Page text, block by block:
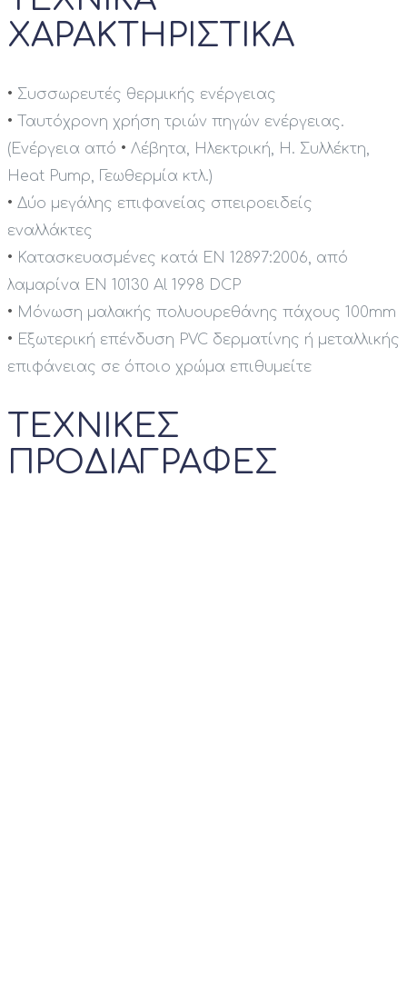
ΧΑΡΑΚΤΗΡΙΣΤΙΚΑ
• Συσσωρευτές θερμικής ενέργειας
•
Ταυτόχρονη χρήση τριών πηγών ενέργειας.
(Ενέργεια από • Λέβητα, Ηλεκτρική, Η. Συλλέκτη,
Heat Pump, Γεωθερμία κτλ.)
• Δύο μεγάλης επιφανείας σπειροειδείς
εναλλάκτες
• Κατασκευασμένες κατά EN 12897:2006, από
λαμαρίνα EN 10130 Al 1998 DCP
• Μόνωση μαλακής πολυουρεθάνης πάχους 100mm
• Εξωτερική επένδυση PVC δερματίνης ή μεταλλικής
επιφάνειας σε όποιο χρώμα επιθυμείτε
ΤΕΧΝΙΚΕΣ
ΠΡΟΔΙΑΓΡΑΦΕΣ